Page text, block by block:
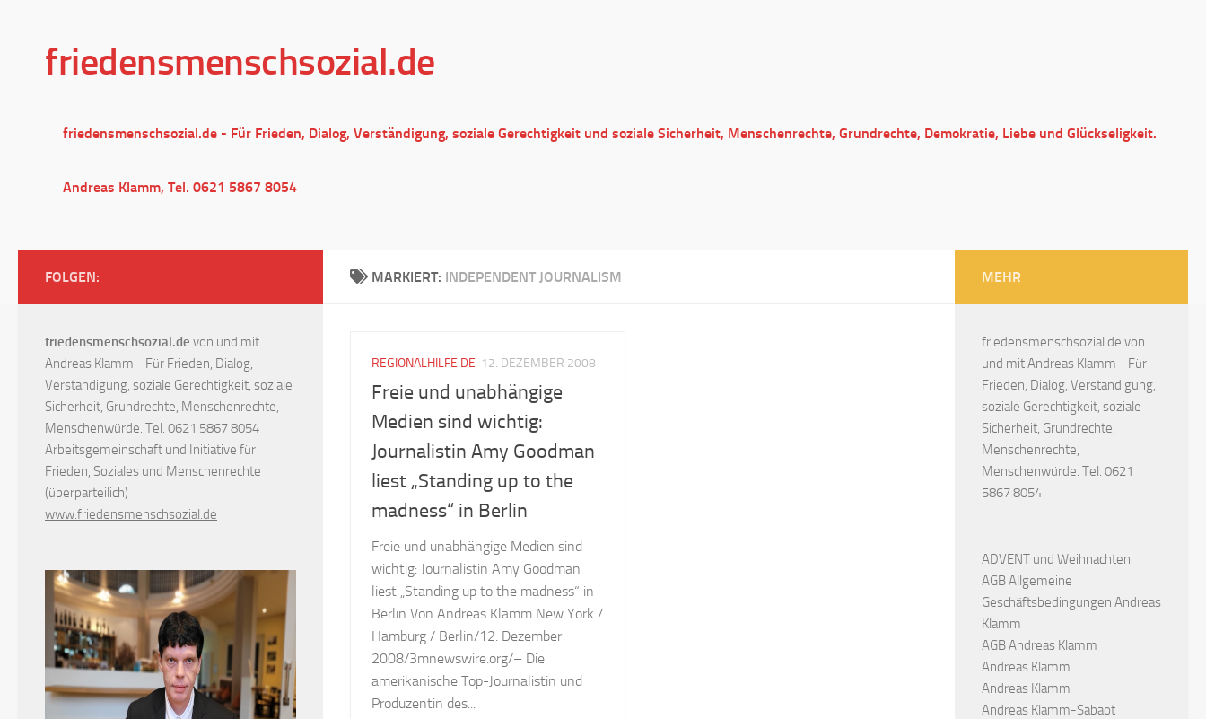
friedensmenschsozial.de
friedensmenschsozial.de - Für Frieden, Dialog, Verständigung, soziale Gerechtigkeit und soziale Sicherheit, Menschenrechte, Grundrechte, Demokratie, Liebe und Glückseligkeit.
Andreas Klamm, Tel. 0621 5867 8054
MARKIERT: INDEPENDENT JOURNALISM
REGIONALHILFE.DE 12. DEZEMBER 2008
Freie und unabhängige
Medien sind wichtig:
Journalistin Amy Goodman
liest „Standing up to the
madness“ in Berlin
Freie und unabhängige Medien sind
wichtig: Journalistin Amy Goodman
liest „Standing up to the madness“ in
Berlin Von Andreas Klamm New York /
Hamburg / Berlin/12. Dezember
2008/3mnewswire.org/– Die
amerikanische Top-Journalistin und
Produzentin des...
FOLGEN:
friedensmenschsozial.de von und mit
Andreas Klamm - Für Frieden, Dialog,
Verständigung, soziale Gerechtigkeit, soziale
Sicherheit, Grundrechte, Menschenrechte,
Menschenwürde. Tel. 0621 5867 8054
Arbeitsgemeinschaft und Initiative für
Frieden, Soziales und Menschenrechte
(überparteilich)
www.friedensmenschsozial.de
MEHR
friedensmenschsozial.de von
und mit Andreas Klamm - Für
Frieden, Dialog, Verständigung,
soziale Gerechtigkeit, soziale
Sicherheit, Grundrechte,
Menschenrechte,
Menschenwürde. Tel. 0621
5867 8054
ADVENT und Weihnachten
AGB Allgemeine
Geschäftsbedingungen Andreas
Klamm
AGB Andreas Klamm
Andreas Klamm
Andreas Klamm
Andreas Klamm-Sabaot